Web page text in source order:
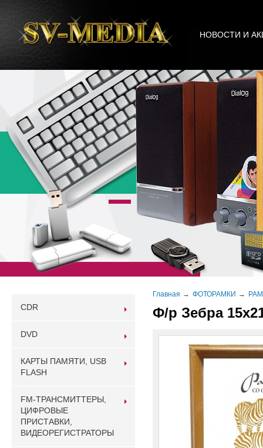
НОВОСТИ И
Главная ФОТОРАМКИ
Ф/р Зебра
CDR
DVD
КАРТЫ ПАМЯТИ, USB
FLASH
FM-ТРАНСМИТТЕРЫ,
ЦИФРОВЫЕ
ПРИСТАВКИ,
ВИДЕОРЕГИСТРАТОРЫ